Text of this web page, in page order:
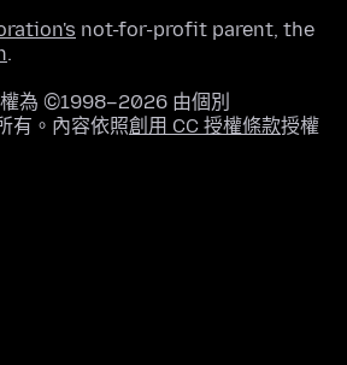
not-for-profit parent, the
.
為 ©1998–2026 由個別
有。內容依照創用 CC 授權條款授權